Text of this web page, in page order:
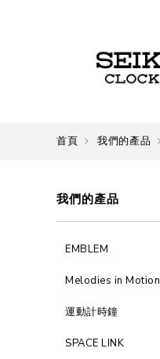
首頁 我們的產品
我們的產品
EMBLEM
Melodies in Motion
運動計時鐘
SPACE LINK